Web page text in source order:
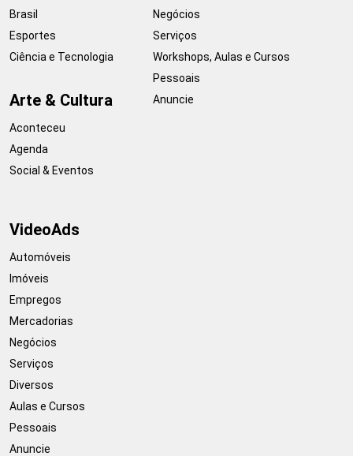
Brasil
Esportes
Ciência e Tecnologia
Arte & Cultura
Aconteceu
Agenda
Social & Eventos
Negócios
Serviços
Workshops, Aulas e Cursos
Pessoais
Anuncie
VideoAds
Automóveis
Imóveis
Empregos
Mercadorias
Negócios
Serviços
Diversos
Aulas e Cursos
Pessoais
Anuncie